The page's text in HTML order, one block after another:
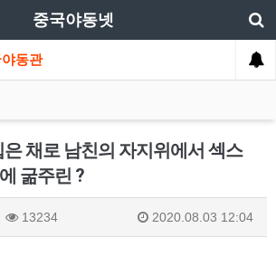
중국야동넷
동관
채로 남친의 자지위에서 섹스
굶주린 ?
13234 2020.08.03 12:04